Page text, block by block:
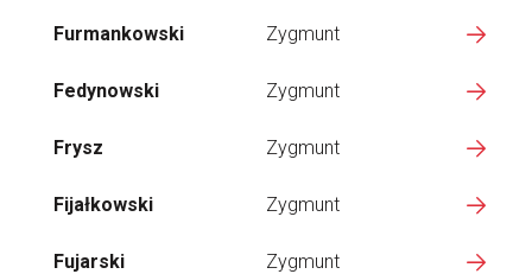
Furmankowski Zygmunt
Fedynowski Zygmunt
Frysz Zygmunt
Fijałkowski Zygmunt
Fujarski Zygmunt